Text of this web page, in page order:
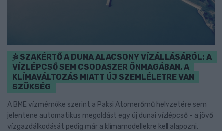
SZAKÉRTŐ A DUNA ALACSONY VÍZÁLLÁSÁRÓL: A
VÍZLÉPCSŐ SEM CSODASZER ÖNMAGÁBAN, A
KLÍMAVÁLTOZÁS MIATT ÚJ SZEMLÉLETRE VAN
SZÜKSÉG
A BME vízmérnöke szerint a Paksi Atomerőmű helyzetére sem
jelentene automatikus megoldást egy új dunai vízlépcső - a jövő
vízgazdálkodását pedig már a klímamodellekre kell alapozni.